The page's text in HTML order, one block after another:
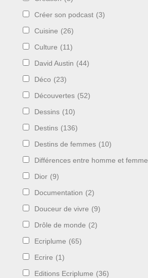
Créer son podcast (3)
Cuisine (26)
Culture (11)
David Austin (44)
Déco (23)
Découvertes (52)
Dessins (10)
Destins (136)
Destins de femmes (10)
Différences entre homme et femme
Dior (9)
Documentation (2)
Douceur de vivre (9)
Drôle de monde (2)
Ecriplume (65)
Ecrire (1)
Editions Ecriplume (36)